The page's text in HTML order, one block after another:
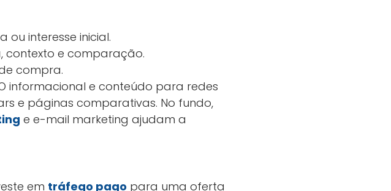
interesse inicial.
contexto e comparação.
compra.
informacional e conteúdo para redes
e páginas comparativas. No fundo,
e e-mail marketing ajudam a
em tráfego pago para uma oferta